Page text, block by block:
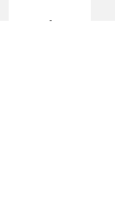
Je gedraagt